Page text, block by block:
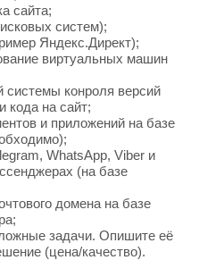
сайта;
систем);
Яндекс.Директ);
виртуальных машин
системы конроля версий
кода на сайт;
и приложений на базе
WhatsApp, Viber и
(на базе
домена на базе
задачи. Опишите её
(цена/качество).